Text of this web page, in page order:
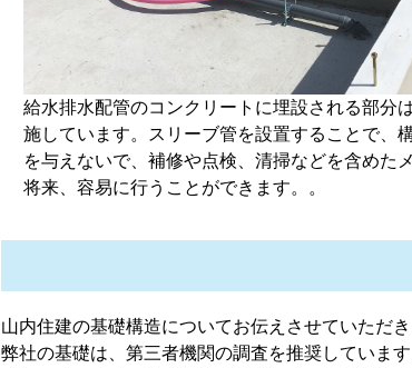
給水排水配管のコンクリートに埋設される部分
施しています。スリーブ管を設置することで、
を与えないで、補修や点検、清掃などを含めた
将来、容易に行うことができます。。
山内住建の基礎構造についてお伝えさせていただき
弊社の基礎は、第三者機関の調査を推奨しています